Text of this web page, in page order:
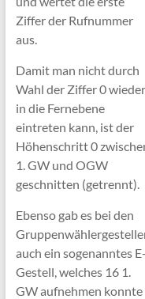
Ziffer der Rufnummer
aus.
Damit man nicht durch
Wahl der Ziffer 0 wieder
in die Fernebene
eintreten kann, ist der
Höhenschritt 0
1. GW und OGW
geschnitten (getrennt).
Ebenso gab es bei den
auch ein sogenanntes E-
Gestell, welches 16 1.
GW aufnehmen konnte